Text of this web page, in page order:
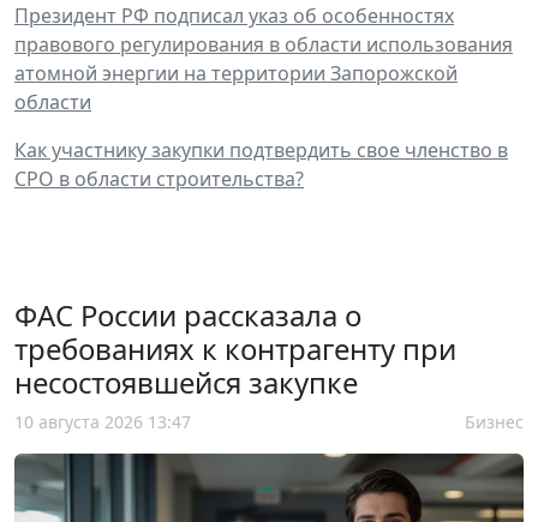
Президент РФ подписал указ об особенностях
правового регулирования в области использования
атомной энергии на территории Запорожской
области
Как участнику закупки подтвердить свое членство в
СРО в области строительства?
ФАС России рассказала о
требованиях к контрагенту при
несостоявшейся закупке
10 августа 2026 13:47 Бизнес